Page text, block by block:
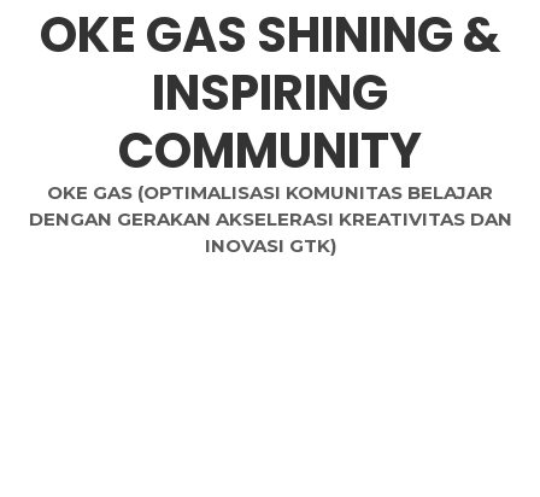
OKE GAS SHINING &
INSPIRING
COMMUNITY
OKE GAS (OPTIMALISASI KOMUNITAS BELAJAR
DENGAN GERAKAN AKSELERASI KREATIVITAS DAN
INOVASI GTK)